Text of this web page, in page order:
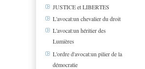
JUSTICE et LIBERTES
L'avocat:un chevalier du droit
L'avocat:un héritier des
Lumières
L'ordre d'avocat:un pilier de la
démocratie